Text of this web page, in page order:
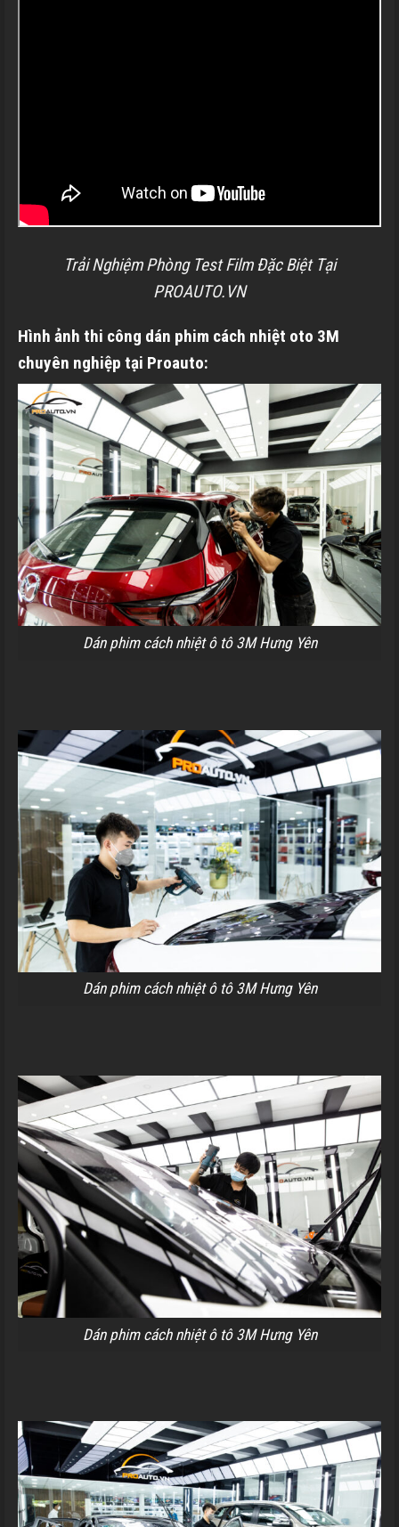
Trải Nghiệm Phòng Test Film Đặc Biệt Tại
PROAUTO.VN
Hình ảnh thi công dán phim cách nhiệt oto 3M
chuyên nghiệp tại Proauto:
Dán phim cách nhiệt ô tô 3M Hưng Yên
Dán phim cách nhiệt ô tô 3M Hưng Yên
Dán phim cách nhiệt ô tô 3M Hưng Yên